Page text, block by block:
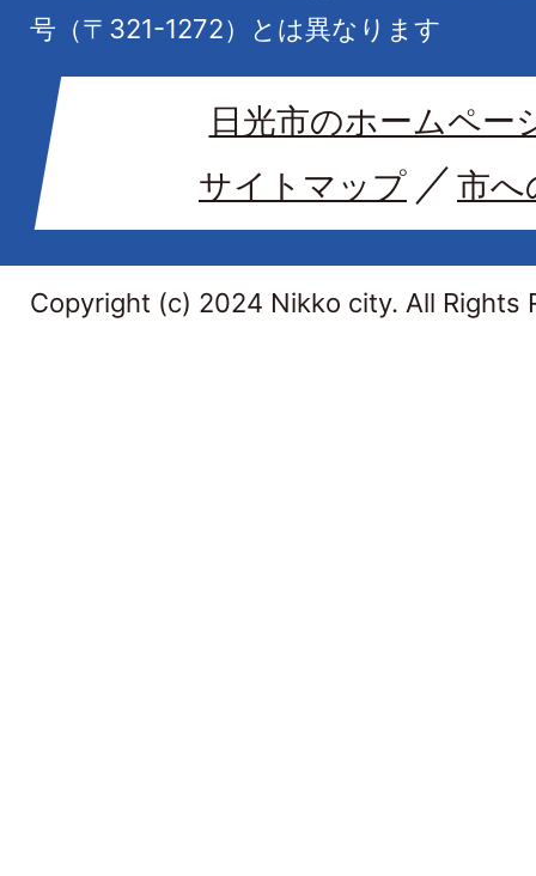
号（〒321-1272）とは異なります
日光市のホームペー
サイトマップ
市へ
Copyright (c) 2024 Nikko city. All Rights